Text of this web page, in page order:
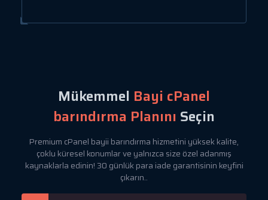
Mükemmel Bayi cPanel
barındırma Planını Seçin
Premium cPanel bayii barındırma hizmetini yüksek kalite,
çoklu küresel konumlar ve yalnızca size özel adanmış
kaynaklarla edinin! 30 günlük para iade garantisinin keyfini
çıkarın..